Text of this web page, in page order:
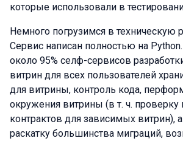
которые использовали в
Немного погрузимся в техническую
Сервис написан полностью на
около 95% селф-сервисов
витрин для всех пользователей
для витрины, контроль кода,
окружения витрины (в т. ч.
контрактов для зависимых витрин),
раскатку большинства миграций,